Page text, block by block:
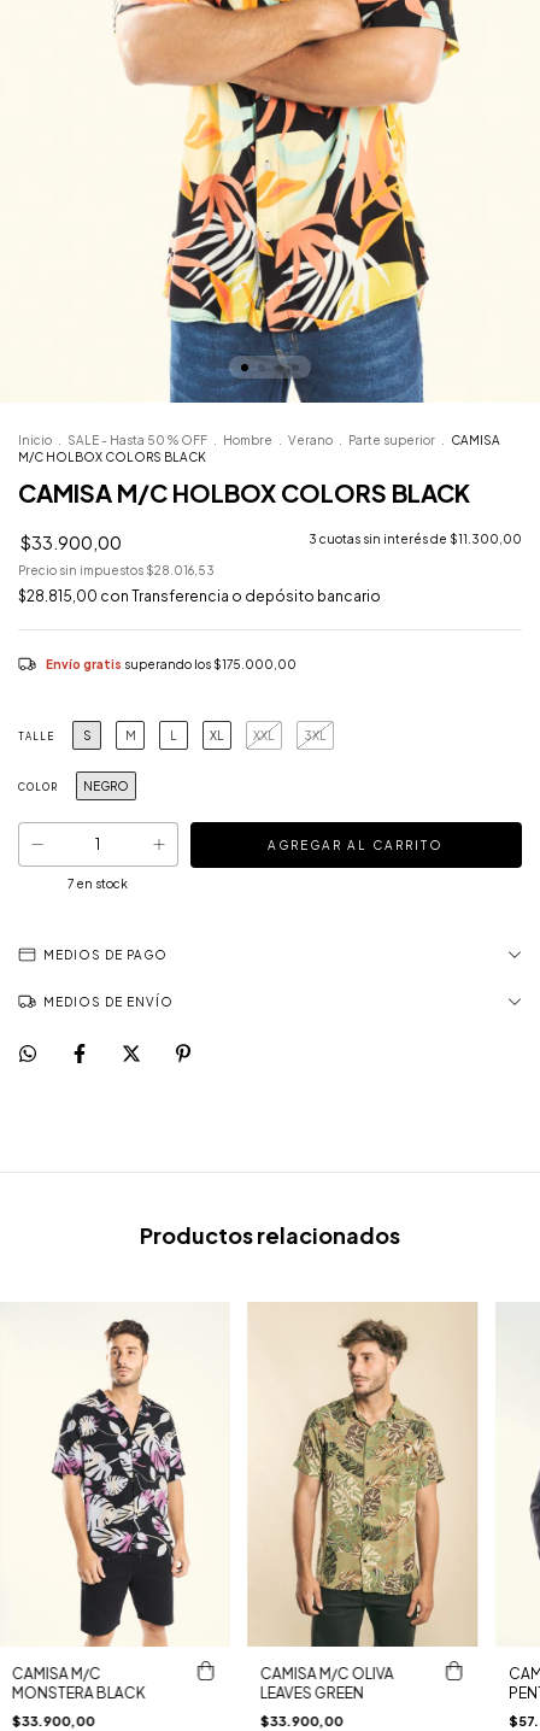
Inicio SALE - Hasta 50 % OFF Hombre Verano Parte superior
CAMISA
M/C HOLBOX COLORS BLACK
CAMISA M/C HOLBOX COLORS BLACK
$33.900,00 3 cuotas sin interés de $11.300,00
Precio sin impuestos $28.016,53
$28.815,00 con Transferencia o depósito bancario
Envío gratis superando los $175.000,00
TALLE S M L XL XXL 3XL
COLOR NEGRO
7 en stock
MEDIOS DE PAGO
MEDIOS DE ENVÍO
Productos relacionados
CAMISA M/C
MONSTERA BLACK
$33.900,00
CAMISA M/C OLIVA
LEAVES GREEN
$33.900,00